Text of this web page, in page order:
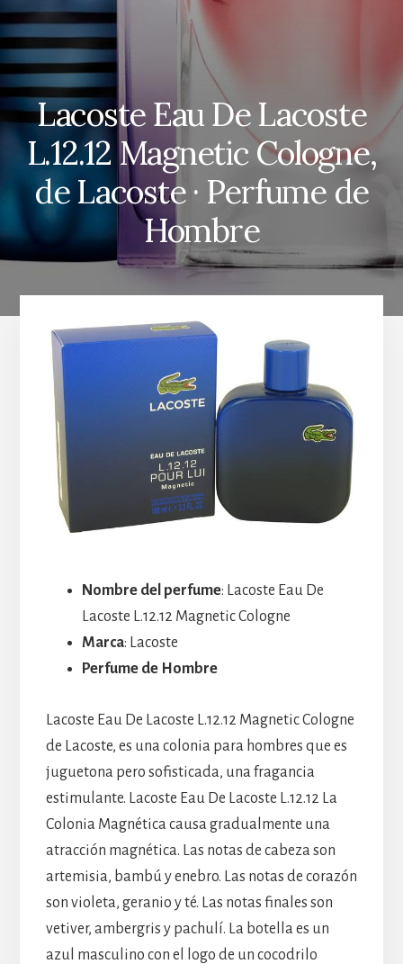
Lacoste Eau De Lacoste
L.12.12 Magnetic Cologne,
de Lacoste · Perfume de
Hombre
Nombre del perfume: Lacoste Eau De
Lacoste L.12.12 Magnetic Cologne
Marca: Lacoste
Perfume de Hombre
Lacoste Eau De Lacoste L.12.12 Magnetic Cologne
de Lacoste, es una colonia para hombres que es
juguetona pero sofisticada, una fragancia
estimulante. Lacoste Eau De Lacoste L.12.12 La
Colonia Magnética causa gradualmente una
atracción magnética. Las notas de cabeza son
artemisia, bambú y enebro. Las notas de corazón
son violeta, geranio y té. Las notas finales son
vetiver, ambergris y pachulí. La botella es un
azul masculino con el logo de un cocodrilo